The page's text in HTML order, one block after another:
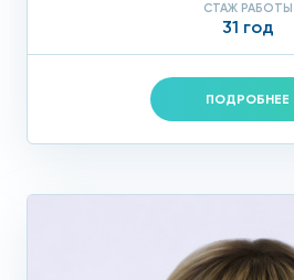
СТАЖ РАБОТЫ
31 год
ПОДРОБНЕЕ